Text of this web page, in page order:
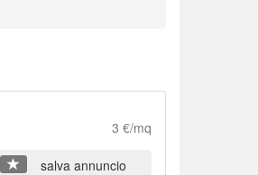
3 €/mq
salva annuncio